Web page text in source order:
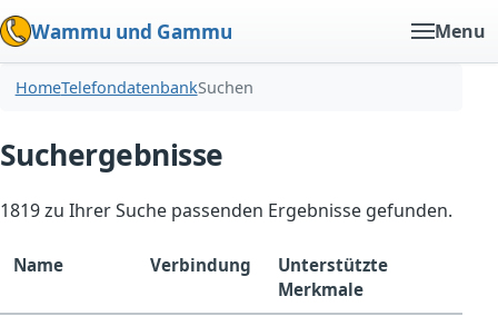
Wammu und Gammu Menu
HomeTelefondatenbankSuchen
Suchergebnisse
1819 zu Ihrer Suche passenden Ergebnisse gefunden.
Name Verbindung
Unterstützte
Merkmale